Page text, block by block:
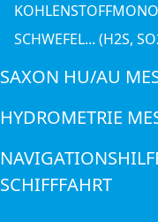
SCHWEFEL... (H2S,
SAXON HU/AU
HYDROMETRIE
SCHIFFFAHRT